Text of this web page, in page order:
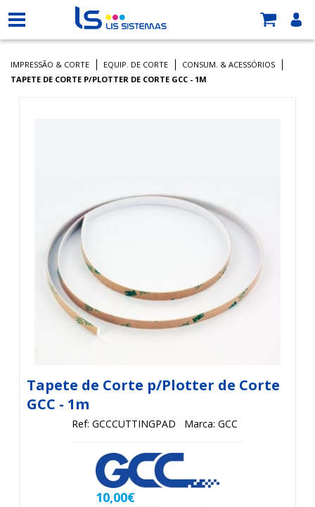
IMPRESSÃO & CORTE EQUIP. DE CORTE
CONSUM. & ACESSÓRIOS
TAPETE DE CORTE P/PLOTTER DE CORTE GCC - 1M
Tapete de Corte p/Plotter de Corte
GCC - 1m
Ref: GCCCUTTINGPAD Marca: GCC
10,00€